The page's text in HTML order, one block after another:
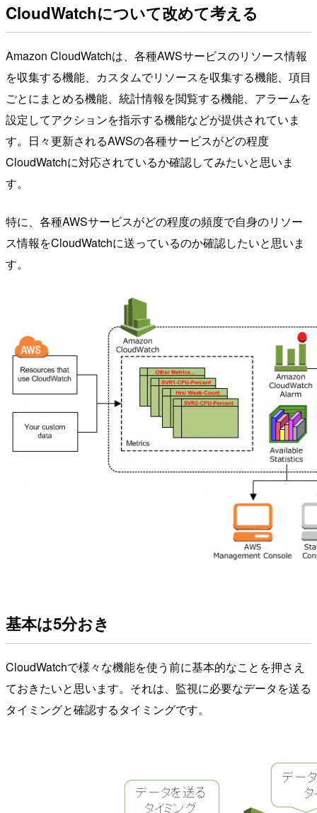
CloudWatchについて改めて考える
Amazon CloudWatchは、各種AWSサービスのリソース情報
を収集する機能、カスタムでリソースを収集する機能、項目
ごとにまとめる機能、統計情報を閲覧する機能、アラームを
設定してアクションを指示する機能などが提供されていま
す。日々更新されるAWSの各種サービスがどの程度
CloudWatchに対応されているか確認してみたいと思いま
す。
特に、各種AWSサービスがどの程度の頻度で自身のリソー
ス情報をCloudWatchに送っているのか確認したいと思いま
す。
基本は5分おき
CloudWatchで様々な機能を使う前に基本的なことを押さえ
ておきたいと思います。それは、監視に必要なデータを送る
タイミングと確認するタイミングです。